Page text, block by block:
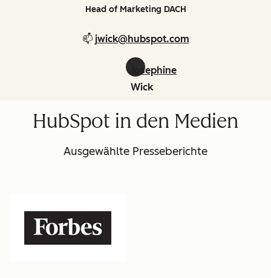
Head of Marketing DACH
📫 jwick@hubspot.com
Josephine
Wick
linkedin
HubSpot in den Medien
Ausgewählte Presseberichte